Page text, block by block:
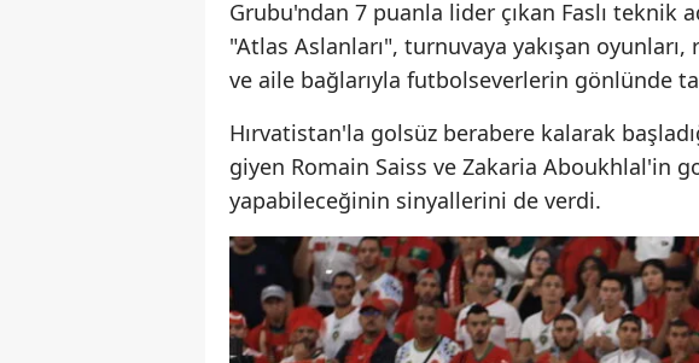
Grubu'ndan 7 puanla lider çıkan Faslı
"Atlas Aslanları", turnuvaya yakışan
ve aile bağlarıyla futbolseverlerin gönlünde
Hırvatistan'la golsüz berabere kalarak
giyen Romain Saiss ve Zakaria Aboukhlal'in
yapabileceğinin sinyallerini de verdi.